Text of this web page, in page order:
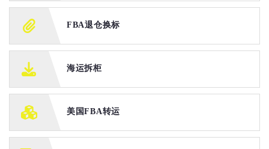
FBA退仓换标
海运拆柜
美国FBA转运